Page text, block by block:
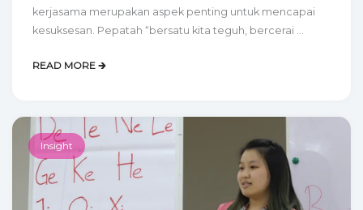
kerjasama merupakan aspek penting untuk mencapai
kesuksesan. Pepatah “bersatu kita teguh, bercerai ...
READ MORE 🡲
Insight